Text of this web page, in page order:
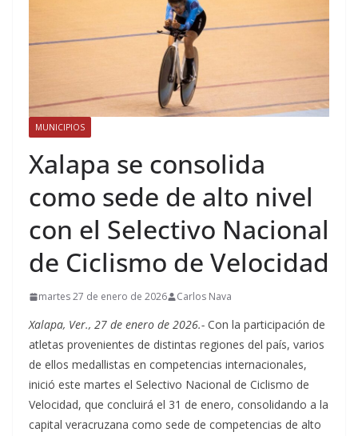
MUNICIPIOS
Xalapa se consolida
como sede de alto nivel
con el Selectivo Nacional
de Ciclismo de Velocidad
martes 27 de enero de 2026 Carlos Nava
Xalapa, Ver., 27 de enero de 2026.- Con la participación de
atletas provenientes de distintas regiones del país, varios
de ellos medallistas en competencias internacionales,
inició este martes el Selectivo Nacional de Ciclismo de
Velocidad, que concluirá el 31 de enero, consolidando a la
capital veracruzana como sede de competencias de alto